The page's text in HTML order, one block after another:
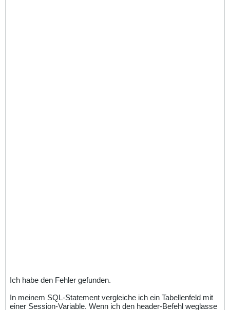
Ich habe den Fehler gefunden.
In meinem SQL-Statement vergleiche ich ein Tabellenfeld mit
einer Session-Variable. Wenn ich den header-Befehl weglasse